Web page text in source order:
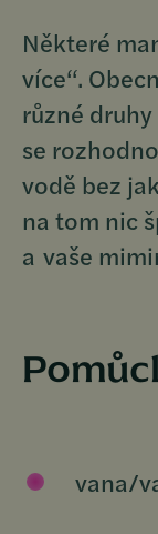
Některé
více“.
různé
se
vodě bez
na tom nic
a vaše
vana/